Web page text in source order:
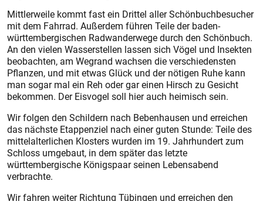
Mittlerweile kommt fast ein Drittel aller Schönbuchbesucher
mit dem Fahrrad. Außerdem führen Teile der baden-
württembergischen Radwanderwege durch den Schönbuch.
An den vielen Wasserstellen lassen sich Vögel und Insekten
beobachten, am Wegrand wachsen die verschiedensten
Pflanzen, und mit etwas Glück und der nötigen Ruhe kann
man sogar mal ein Reh oder gar einen Hirsch zu Gesicht
bekommen. Der Eisvogel soll hier auch heimisch sein.
Wir folgen den Schildern nach Bebenhausen und erreichen
das nächste Etappenziel nach einer guten Stunde: Teile des
mittelalterlichen Klosters wurden im 19. Jahrhundert zum
Schloss umgebaut, in dem später das letzte
württembergische Königspaar seinen Lebensabend
verbrachte.
Wir fahren weiter Richtung Tübingen und erreichen den